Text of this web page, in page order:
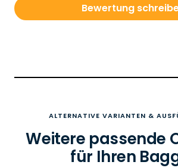
Bewertung
ALTERNATIVE VARIANTEN &
Weitere passende
für Ihren